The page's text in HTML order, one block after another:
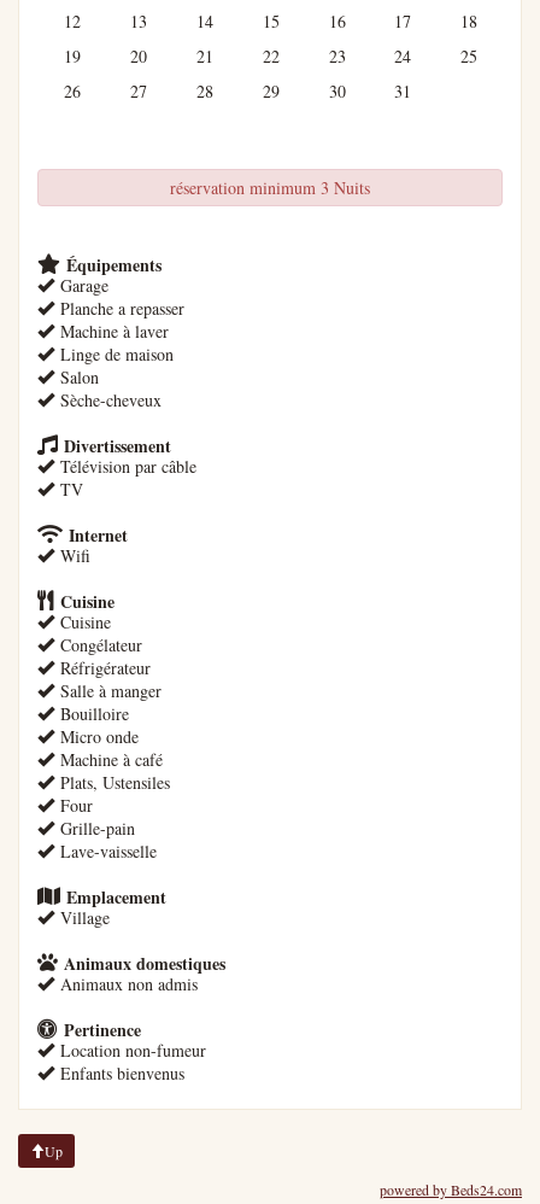
12
13 14 15 16 17
18
19
20 21 22 23 24
25
26
27 28 29 30 31
réservation minimum 3 Nuits
Équipements
Garage
Planche a repasser
Machine à laver
Linge de maison
Salon
Sèche-cheveux
Divertissement
Télévision par câble
TV
Internet
Wifi
Cuisine
Cuisine
Congélateur
Réfrigérateur
Salle à manger
Bouilloire
Micro onde
Machine à café
Plats, Ustensiles
Four
Grille-pain
Lave-vaisselle
Emplacement
Village
Animaux domestiques
Animaux non admis
Pertinence
Location non-fumeur
Enfants bienvenus
Up
powered by Beds24.com